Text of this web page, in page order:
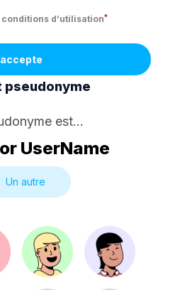
d’utilisation*
pseudonyme
est...
UserName
Un autre